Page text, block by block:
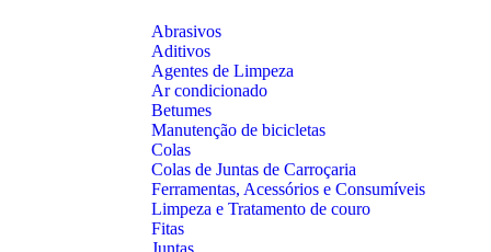
Abrasivos
Aditivos
Agentes de Limpeza
Ar condicionado
Betumes
Manutenção de bicicletas
Colas
Colas de Juntas de Carroçaria
Ferramentas, Acessórios e Consumíveis
Limpeza e Tratamento de couro
Fitas
Juntas